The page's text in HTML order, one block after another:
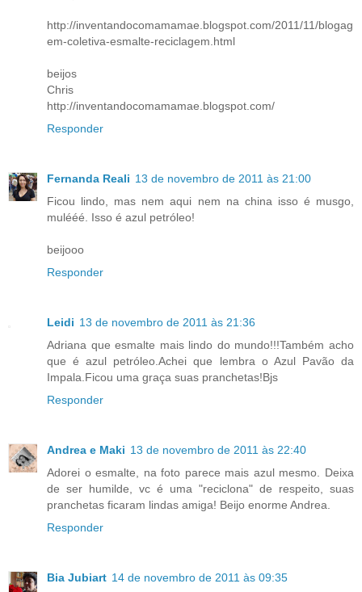
http://inventandocomamamae.blogspot.com/2011/11/blogag
em-coletiva-esmalte-reciclagem.html
beijos
Chris
http://inventandocomamamae.blogspot.com/
Responder
Fernanda Reali 13 de novembro de 2011 às 21:00
Ficou lindo, mas nem aqui nem na china isso é musgo,
mulééé. Isso é azul petróleo!
beijooo
Responder
Leidi 13 de novembro de 2011 às 21:36
Adriana que esmalte mais lindo do mundo!!!Também acho
que é azul petróleo.Achei que lembra o Azul Pavão da
Impala.Ficou uma graça suas pranchetas!Bjs
Responder
Andrea e Maki 13 de novembro de 2011 às 22:40
Adorei o esmalte, na foto parece mais azul mesmo. Deixa
de ser humilde, vc é uma "reciclona" de respeito, suas
pranchetas ficaram lindas amiga! Beijo enorme Andrea.
Responder
Bia Jubiart 14 de novembro de 2011 às 09:35